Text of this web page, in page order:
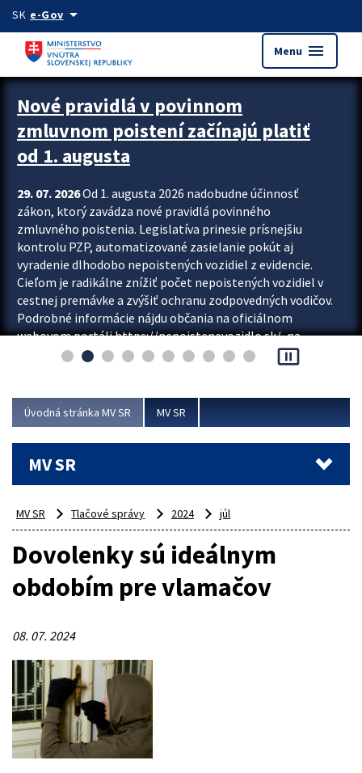
Preskocit na hlavný obsah
SK e-Govarrow_drop_down
Menu menu
Zastavit automatický posun upútavok
Nové pravidlá v povinnom
zmluvnom poistení začínajú platiť
od 1. augusta
29. 07. 2026Od 1. augusta 2026 nadobudne účinnosť
zákon, ktorý zavádza nové pravidlá povinného
zmluvného poistenia. Legislatíva prinesie prísnejšiu
kontrolu PZP, automatizované zasielanie pokút aj
vyradenie dlhodobo nepoistených vozidiel z evidencie.
Cieľom je radikálne znížiť počet nepoistených vozidiel v
cestnej premávke a zvýšiť ochranu zodpovedných vodičov.
Podrobné informácie nájdu občania na oficiálnom
webovom portáli https://nepoistenevozidlo.sk/, na
ktorom od augusta pribudne aj možnosť overiť si...
pause_presentation
Úvodná stránka MV SR MV SR
MV SR
MV SR Tlačové správy 2024 júl
Dovolenky sú ideálnym
obdobím pre vlamačov
08. 07. 2024